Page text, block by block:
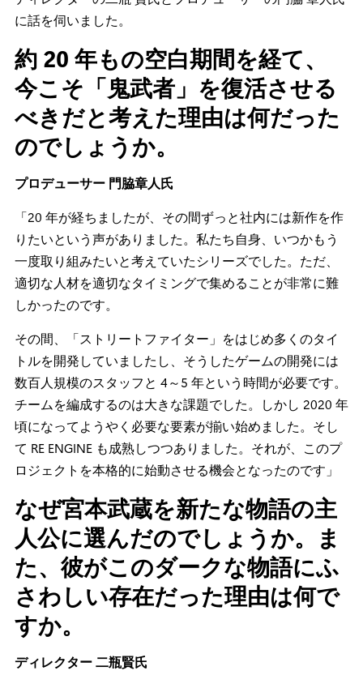
に話を伺いました。
約 20 年もの空白期間を経て、
今こそ「鬼武者」を復活させる
べきだと考えた理由は何だった
のでしょうか。
プロデューサー 門脇章人氏
「20 年が経ちましたが、その間ずっと社内には新作を作
りたいという声がありました。私たち自身、いつかもう
一度取り組みたいと考えていたシリーズでした。ただ、
適切な人材を適切なタイミングで集めることが非常に難
しかったのです。
その間、「ストリートファイター」をはじめ多くのタイ
トルを開発していましたし、そうしたゲームの開発には
数百人規模のスタッフと 4～5 年という時間が必要です。
チームを編成するのは大きな課題でした。しかし 2020 年
頃になってようやく必要な要素が揃い始めました。そし
て RE ENGINE も成熟しつつありました。それが、このプ
ロジェクトを本格的に始動させる機会となったのです」
なぜ宮本武蔵を新たな物語の主
人公に選んだのでしょうか。ま
た、彼がこのダークな物語にふ
さわしい存在だった理由は何で
すか。
ディレクター二瓶賢氏